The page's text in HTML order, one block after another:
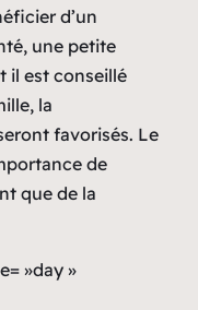
d’un
une petite
il est conseillé
la
favorisés. Le
de
que de la
»day »